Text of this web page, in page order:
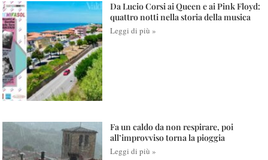
Da Lucio Corsi ai Queen e ai Pink Floyd:
quattro notti nella storia della musica
Leggi di più »
Fa un caldo da non respirare, poi
all’improvviso torna la pioggia
Leggi di più »